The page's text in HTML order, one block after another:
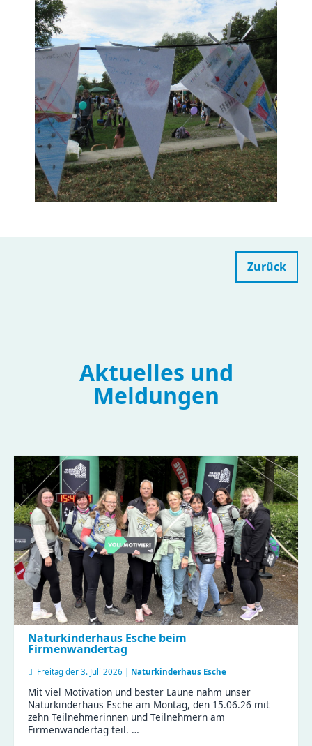
Zurück
Aktuelles und
Meldungen
Naturkinderhaus Esche beim
Firmenwandertag
Freitag der 3. Juli 2026 | Naturkinderhaus Esche
Mit viel Motivation und bester Laune nahm unser
Naturkinderhaus Esche am Montag, den 15.06.26 mit
zehn Teilnehmerinnen und Teilnehmern am
Firmenwandertag teil. …